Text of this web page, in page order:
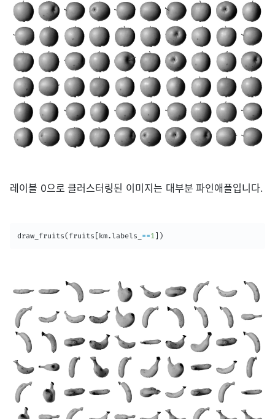
레이블 0으로 클러스터링된 이미지는 대부분 파인애플입니다.
draw_fruits( fruits km.labels_ ==1 )